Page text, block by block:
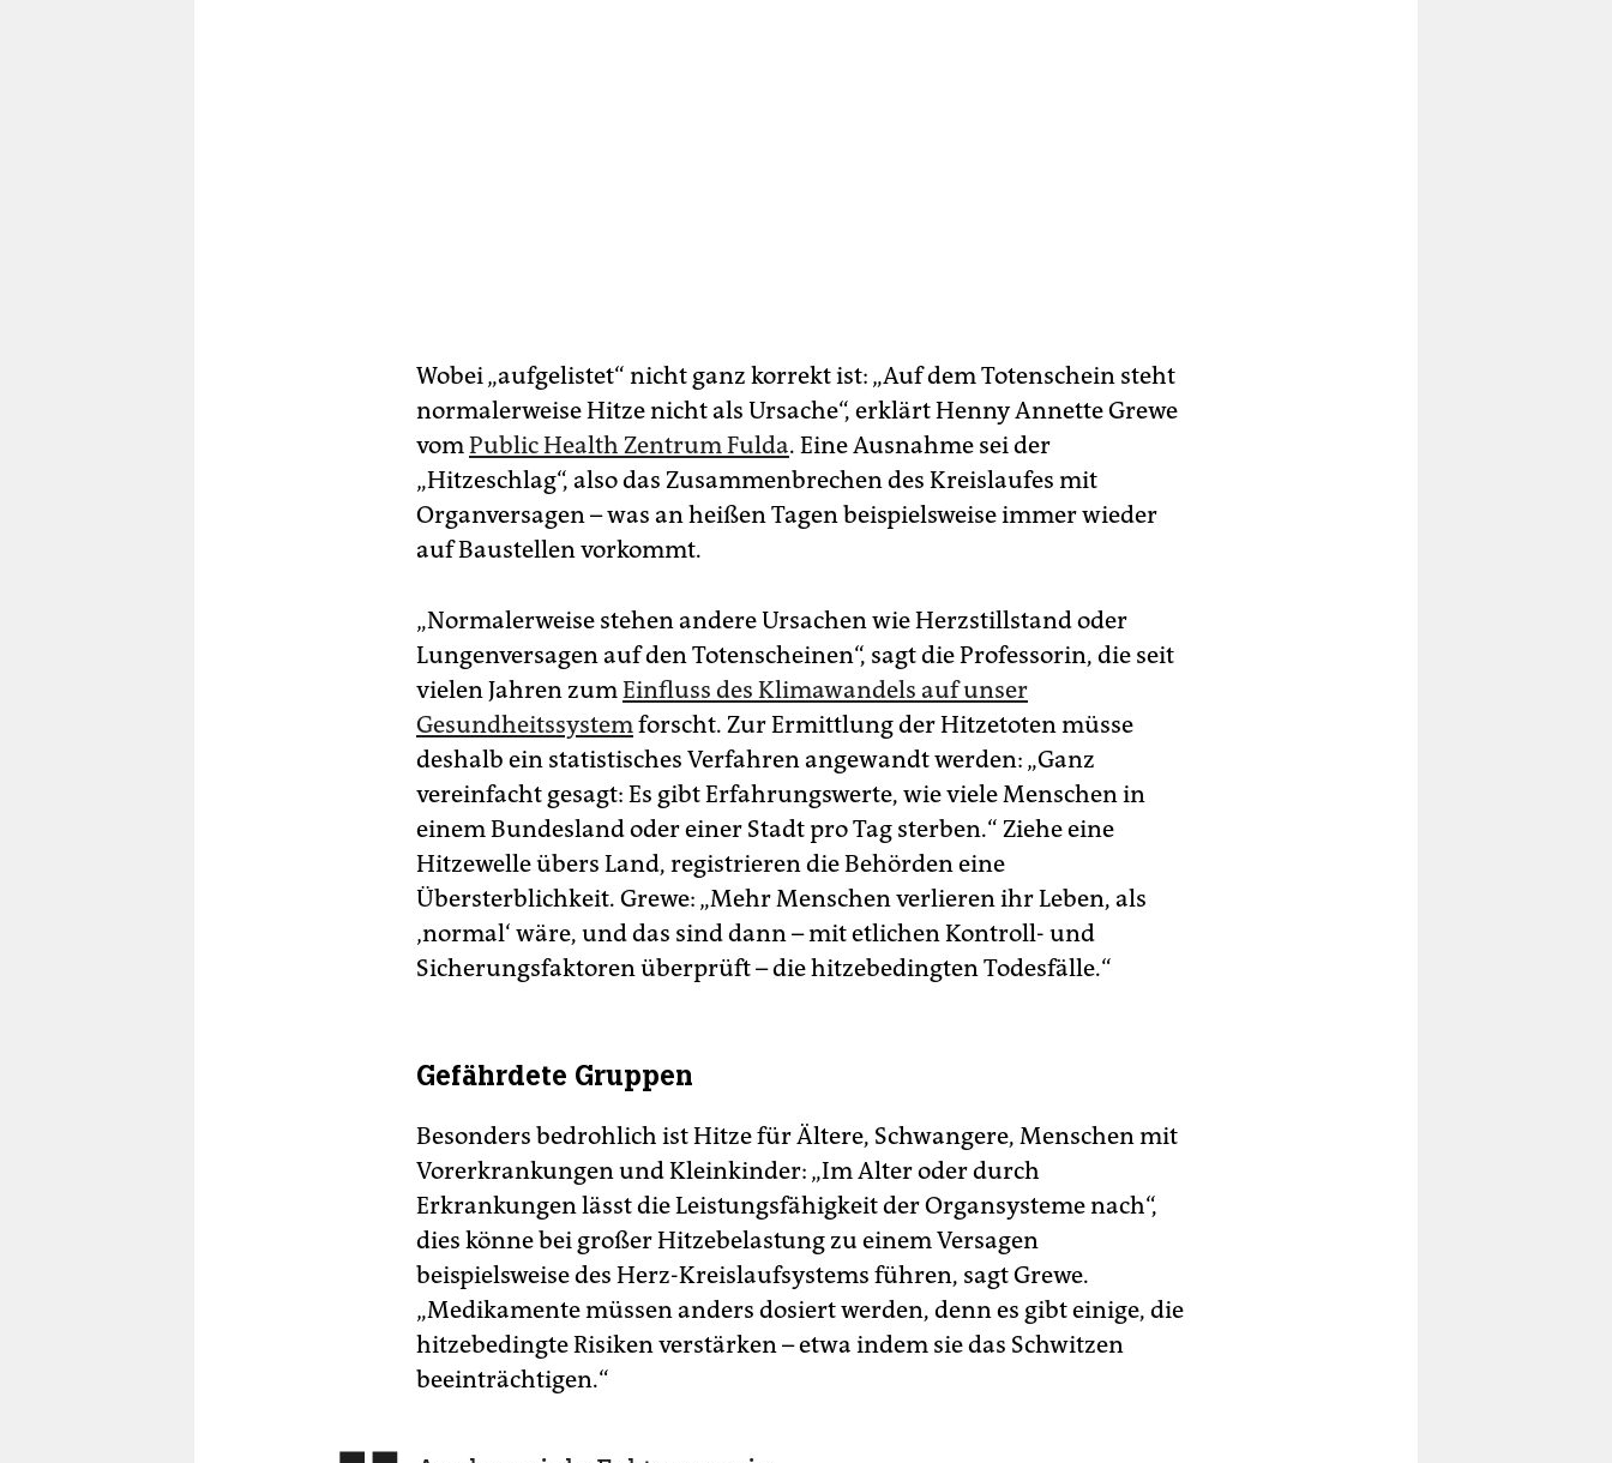
Wobei „aufgelistet“ nicht ganz korrekt ist: „Auf dem Totenschein steht
normalerweise Hitze nicht als Ursache“, erklärt Henny Annette Grewe
vomPublic Health Zentrum Fulda. Eine Ausnahme sei der
„Hitzeschlag“, also das Zusammenbrechen des Kreislaufes mit
Organversagen – was an heißen Tagen beispielsweise immer wieder
auf Baustellen vorkommt.
„Normalerweise stehen andere Ursachen wie Herzstillstand oder
Lungenversagen auf den Totenscheinen“, sagt die Professorin, die seit
vielen Jahren zumEinfluss des Klimawandels auf unser
Gesundheitssystemforscht. Zur Ermittlung der Hitzetoten müsse
deshalb ein statistisches Verfahren angewandt werden: „Ganz
vereinfacht gesagt: Es gibt Erfahrungswerte, wie viele Menschen in
einem Bundesland oder einer Stadt pro Tag sterben.“ Ziehe eine
Hitzewelle übers Land, registrieren die Behörden eine
Übersterblichkeit. Grewe: „Mehr Menschen verlieren ihr Leben, als
‚normal‘ wäre, und das sind dann – mit etlichen Kontroll- und
Sicherungsfaktoren überprüft – die hitzebedingten Todesfälle.“
Gefährdete Gruppen
Besonders bedrohlich ist Hitze für Ältere, Schwangere, Menschen mit
Vorerkrankungen und Kleinkinder: „Im Alter oder durch
Erkrankungen lässt die Leistungsfähigkeit der Organsysteme nach“,
dies könne bei großer Hitzebelastung zu einem Versagen
beispielsweise des Herz-Kreislaufsystems führen, sagt Grewe.
„Medikamente müssen anders dosiert werden, denn es gibt einige, die
hitzebedingte Risiken verstärken – etwa indem sie das Schwitzen
beeinträchtigen.“